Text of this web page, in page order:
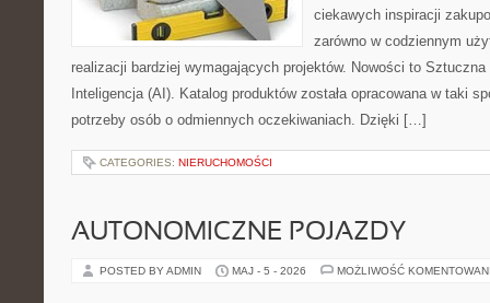
ciekawych inspiracji
zarówno w codziennym
realizacji bardziej wymagających projektów. Nowości to
Inteligencja (AI). Katalog produktów została opracowana w taki
potrzeby osób o odmiennych oczekiwaniach. Dzięki […]
CATEGORIES: NIERUCHOMOŚCI
AUTONOMICZNE POJAZDY
POSTED BY ADMIN MAJ - 5 - 2026 MOŻLIWOŚĆ